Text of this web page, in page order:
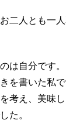
二人とも一
は自分です。
を書いた私
考え、美味
た。